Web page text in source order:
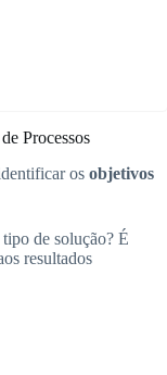
Processos
os objetivos
de solução? É
resultados